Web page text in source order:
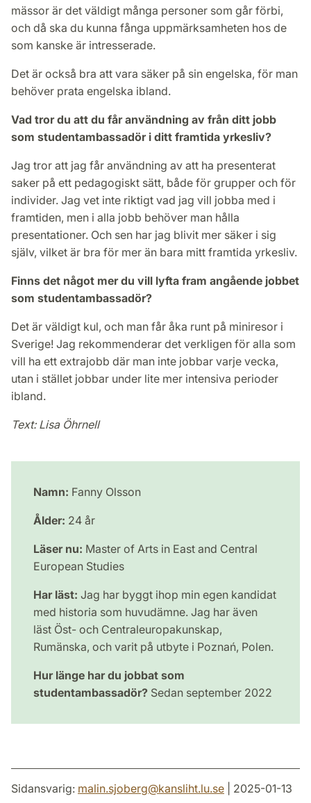
mässor är det väldigt många personer som går förbi,
och då ska du kunna fånga uppmärksamheten hos de
som kanske är intresserade.
Det är också bra att vara säker på sin engelska, för man
behöver prata engelska ibland.
Vad tror du att du får användning av från ditt jobb
som studentambassadör i ditt framtida yrkesliv?
Jag tror att jag får användning av att ha presenterat
saker på ett pedagogiskt sätt, både för grupper och för
individer. Jag vet inte riktigt vad jag vill jobba med i
framtiden, men i alla jobb behöver man hålla
presentationer. Och sen har jag blivit mer säker i sig
själv, vilket är bra för mer än bara mitt framtida yrkesliv.
Finns det något mer du vill lyfta fram angående jobbet
som studentambassadör?
Det är väldigt kul, och man får åka runt på miniresor i
Sverige! Jag rekommenderar det verkligen för alla som
vill ha ett extrajobb där man inte jobbar varje vecka,
utan i stället jobbar under lite mer intensiva perioder
ibland.
Text: Lisa Öhrnell
Namn: Fanny Olsson
Ålder: 24 år
Läser nu: Master of Arts in East and Central
European Studies
Har läst: Jag har byggt ihop min egen kandidat
med historia som huvudämne. Jag har även
läst Öst- och Centraleuropakunskap,
Rumänska, och varit på utbyte i Poznań, Polen.
Hur länge har du jobbat som
studentambassadör? Sedan september 2022
Sidansvarig: malin.sjoberg@kansliht.lu.se | 2025-01-13